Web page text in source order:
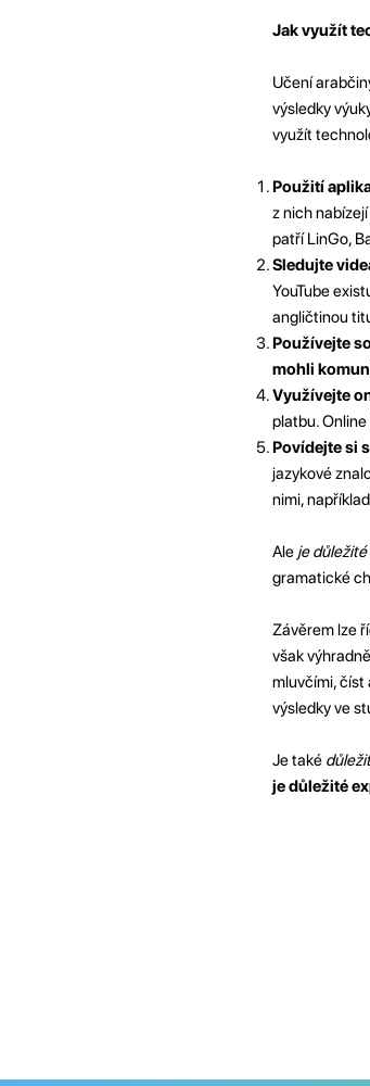
Jak využít
Učení
výsledky
využít
Použití
z nich
patří LinGo,
Sledujte
YouTube
angličtinou
Používejte
mohli
Využívejte
platbu.
Povídejte si
jazykové
nimi,
Ale je
gramatické
Závěrem lze
však
mluvčími, číst
výsledky ve
Je také
je důležité